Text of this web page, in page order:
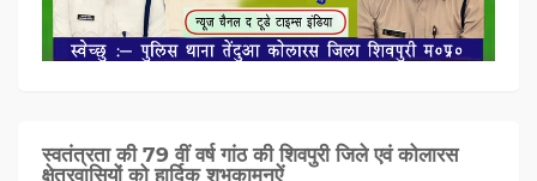
स्वतंत्रता की 79 वीं वर्ष गांठ की शिवपुरी जिले एवं कोलारस
क्षेत्रवासियों को हार्दिक शुभकामनऐं